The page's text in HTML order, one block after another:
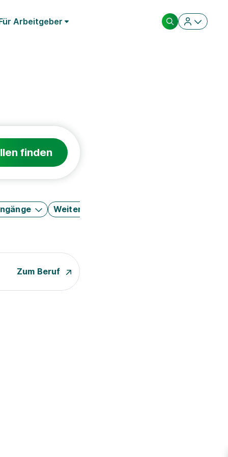
Arbeitgeber
finden
Weitere Filter
Zum Beruf